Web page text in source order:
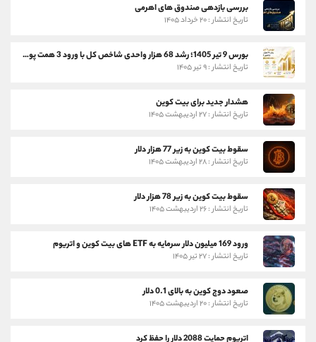
بررسی بازدهی صندوق های اهرمی
تاریخ انتشار : ۲۰ خرداد ۱۴۰۵
بورس 9 تیر 1405؛ رشد 68 هزار واحدی شاخص کل با ورود 3 همت پول حقیقی
تاریخ انتشار : ۹ تیر ۱۴۰۵
هشدار جدید برای بیت کوین
تاریخ انتشار : ۲۷ اردیبهشت ۱۴۰۵
سقوط بیت کوین به زیر 77 هزار دلار
تاریخ انتشار : ۲۸ اردیبهشت ۱۴۰۵
سقوط بیت کوین به زیر 78 هزار دلار
تاریخ انتشار : ۲۶ اردیبهشت ۱۴۰۵
ورود 169 میلیون دلار سرمایه به ETF های بیت کوین و اتریوم
تاریخ انتشار : ۲۷ تیر ۱۴۰۵
صعود دوج کوین به بالای 0.1 دلار
تاریخ انتشار : ۲۰ اردیبهشت ۱۴۰۵
اتریوم حمایت 2088 دلار را حفظ کرد